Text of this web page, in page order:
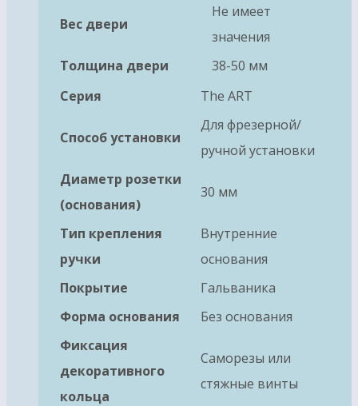
Вес двери
Не имеет
значения
Толщина двери
38-50 мм
Серия
The ART
Способ установки
Для фрезерной/
ручной установки
Диаметр розетки
(основания)
30 мм
Тип крепления
ручки
Внутренние
основания
Покрытие
Гальваника
Форма основания
Без основания
Фиксация
декоративного
кольца
Саморезы или
стяжные винты